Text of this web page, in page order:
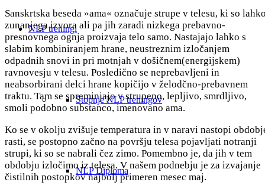
NLP treningi
Stopnje NLP treningov
NLP Diploma
Sanskrtska beseda »ama« označuje strupe v telesu, ki so
zunanjega izvora ali pa jih zaradi nizkega prebavno-
presnovnega ognja proizvaja telo samo. Nastajajo lahko s
slabim kombiniranjem hrane, neustreznim izločanjem
odpadnih snovi in pri motnjah v došičnem(energijskem)
ravnovesju v telesu. Posledično se neprebavljeni in
neabsorbirani delci hrane kopičijo v želodčno-prebavnem
traktu. Tam se spreminjajo v strupeno, lepljivo, smrdljivo,
smoli podobno substanco, imenovano ama.
Ko se v okolju zvišuje temperatura in v naravi nastopi
rasti, se postopno začno na površju telesa pojavljati notranji
strupi, ki so se nabrali čez zimo. Pomembno je, da jih v tem
obdobju izločimo iz telesa. V našem podnebju je za izvajanje
čistilnih postopkov najbolj primeren mesec maj.